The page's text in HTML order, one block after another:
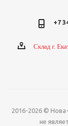
+7
Склад г.
2016-2026 ©
не